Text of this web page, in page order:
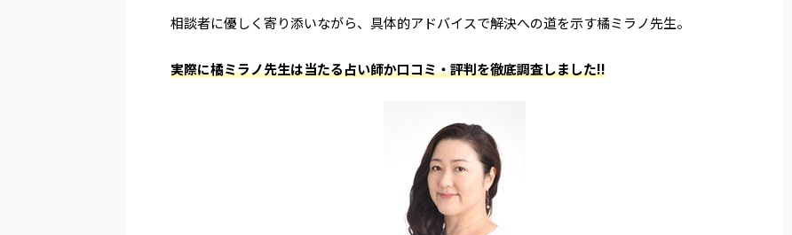
相談者に優しく寄り添いながら、具体的アドバイスで解決への道を示す橘ミラノ先生。
実際に橘ミラノ先生は当たる占い師か口コミ・評判を徹底調査しました!!